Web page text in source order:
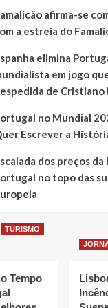
afirma-se
a estreia do
elimina
em jogo
de Cristiano
no Mundial
Escrever a
dos preços
no topo das
TURISMO
Tempo